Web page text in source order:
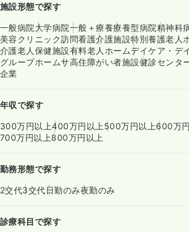
施設形態で探す
一般病院大学病院一般＋療養療養型病院精神科
美容クリニック訪問看護介護施設特別養護老人
介護老人保健施設有料老人ホームデイケア・デ
グループホームサ高住障がい者施設健診センタ
企業
年収で探す
300万円以上400万円以上 500万円以上600万
700万円以上800万円以上
勤務形態で探す
2交代3交代日勤のみ夜勤のみ
診療科目で探す